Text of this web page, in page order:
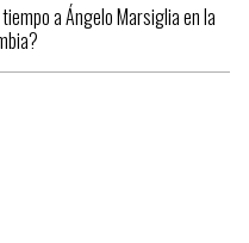
a Ángelo Marsiglia en la